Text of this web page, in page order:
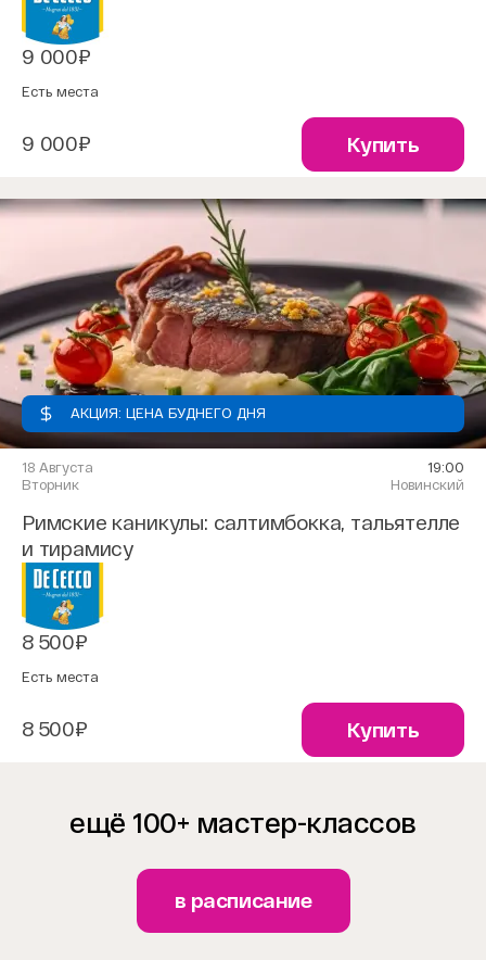
9 000₽
Есть места
9 000₽ Купить
АКЦИЯ: ЦЕНА БУДНЕГО ДНЯ
18 Августа
Вторник
19:00
Новинский
Римские каникулы: салтимбокка, тальятелле
и тирамису
8 500₽
Есть места
8 500₽ Купить
ещё 100+ мастер-классов
в расписание